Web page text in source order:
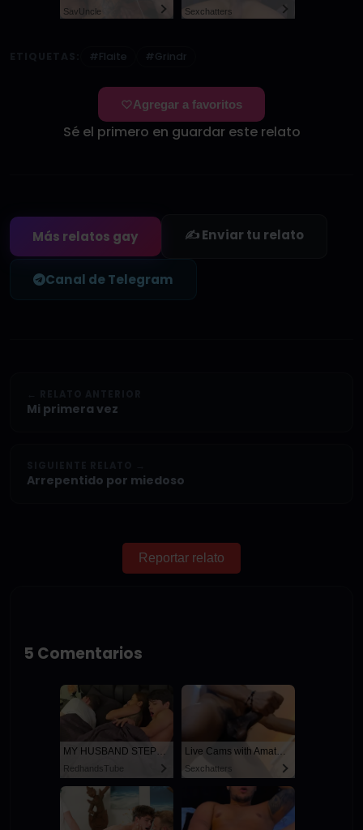
SayUncle Sexchatters
#Flaite #Grindr
Agregar a favoritos
Sé el primero en guardar este relato
Más relatos gay ✍️ Enviar tu relato
Canal de Telegram
Mi primera vez
Arrepentido por miedoso
Reportar relato
5 Comentarios
MY HUSBAND STEPSON MISTAKENLY GIVES ME IN THE ASS
RedhandsTube
Live Cams with Amateur Men
Sexchatters